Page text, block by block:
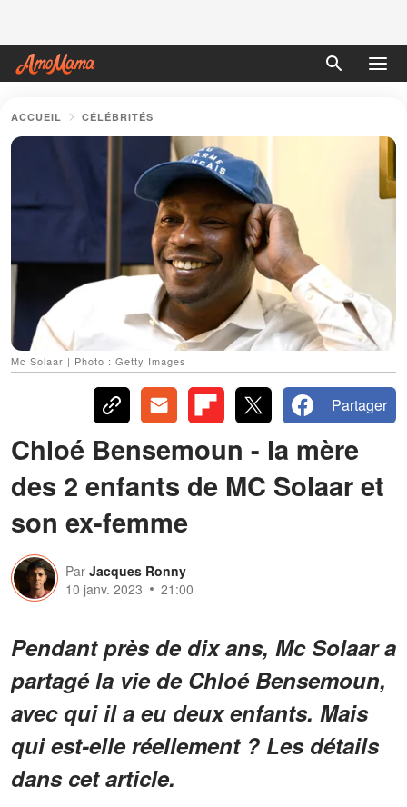
ACCUEIL CÉLÉBRITÉS
Mc Solaar | Photo : Getty Images
Partager
Chloé Bensemoun - la mère
des 2 enfants de MC Solaar et
son ex-femme
Par Jacques Ronny
10 janv. 2023
21:00
Pendant près de dix ans, Mc Solaar a
partagé la vie de Chloé Bensemoun,
avec qui il a eu deux enfants. Mais
qui est-elle réellement ? Les détails
dans cet article.